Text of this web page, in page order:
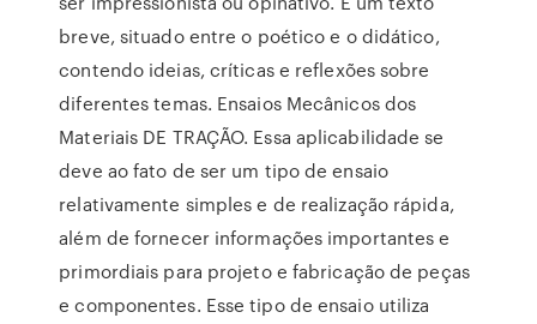
breve, situado entre o poético e o didático,
contendo ideias, críticas e reflexões sobre
diferentes temas. Ensaios Mecânicos dos
Materiais DE TRAÇÃO. Essa aplicabilidade se
deve ao fato de ser um tipo de ensaio
relativamente simples e de realização rápida,
além de fornecer informações importantes e
primordiais para projeto e fabricação de peças
e componentes. Esse tipo de ensaio utiliza